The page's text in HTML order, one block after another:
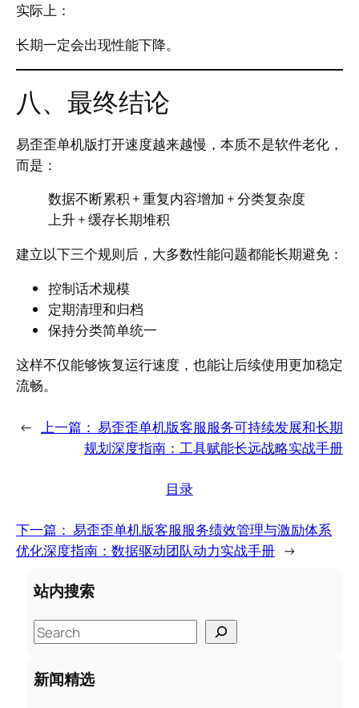
实际上：
长期一定会出现性能下降。
八、最终结论
易歪歪单机版打开速度越来越慢，本质不是软件老化，
而是：
数据不断累积 + 重复内容增加 + 分类复杂度
上升 + 缓存长期堆积
建立以下三个规则后，大多数性能问题都能长期避免：
控制话术规模
定期清理和归档
保持分类简单统一
这样不仅能够恢复运行速度，也能让后续使用更加稳定
流畅。
← 上一篇： 易歪歪单机版客服服务可持续发展和长期
规划深度指南：工具赋能长远战略实战手册
目录
下一篇： 易歪歪单机版客服服务绩效管理与激励体系
优化深度指南：数据驱动团队动力实战手册 →
站内搜索
S
e
a
r
新闻精选